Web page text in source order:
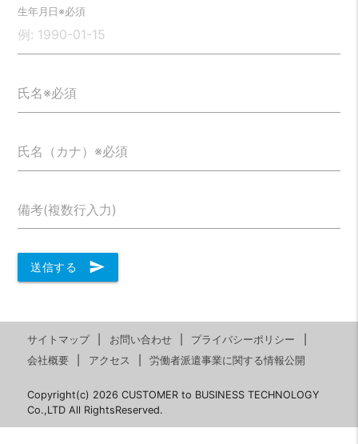
生年月日※必須
氏名※必須
氏名（カナ）※必須
備考(複数行入力)
送信する send
サイトマップ お問い合わせ
プライバシーポリシー
会社概要
アクセス 労働者派遣事業に関する情報公開
Copyright(c) 2026 CUSTOMER to BUSINESS TECHNOLOGY
Co.,LTD All RightsReserved.